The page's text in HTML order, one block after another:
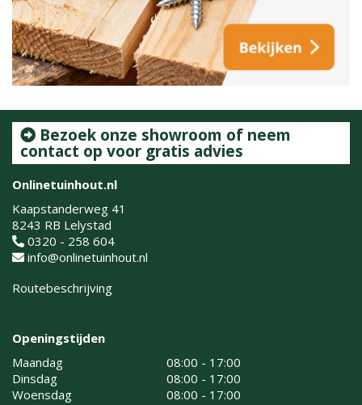
Bezoek onze showroom of neem
contact op voor gratis advies
Onlinetuinhout.nl
Kaapstanderweg 41
8243 RB Lelystad
0320 - 258 604
info@onlinetuinhout.nl
Routebeschrijving
Openingstijden
Maandag
08:00 - 17:00
Dinsdag
08:00 - 17:00
Woensdag
08:00 - 17:00